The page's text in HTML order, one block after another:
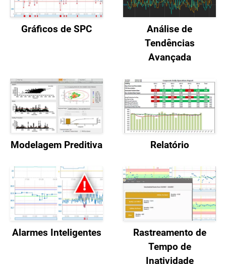
Gráficos de SPC
Análise de
Tendências
Avançada
Modelagem Preditiva Relatório
Alarmes Inteligentes
Rastreamento de
Tempo de
Inatividade